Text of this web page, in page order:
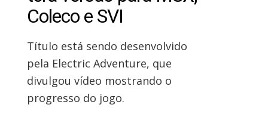
Coleco e SVI
Título está sendo desenvolvido
pela Electric Adventure, que
divulgou vídeo mostrando o
progresso do jogo.